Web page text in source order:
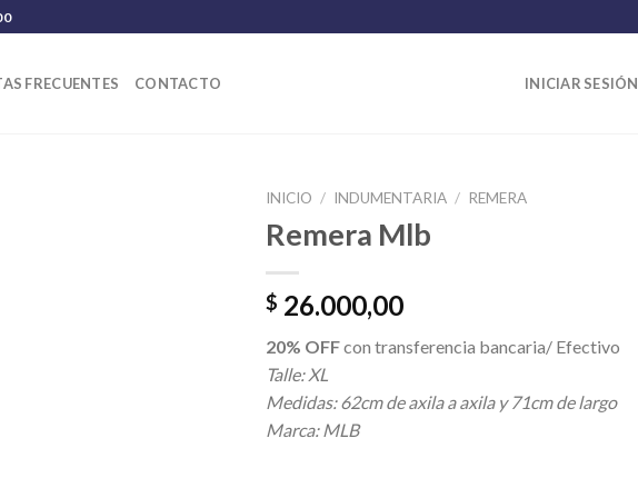
FRECUENTES CONTACTO INICIAR SESIÓN
INICIO / INDUMENTARIA / REMERA
Remera Mlb
$ 26.000,00
20% OFFcon transferencia bancaria/ Efectivo
Talle: XL
Medidas: 62cm de axila a axila y 71cm de largo
Marca: MLB